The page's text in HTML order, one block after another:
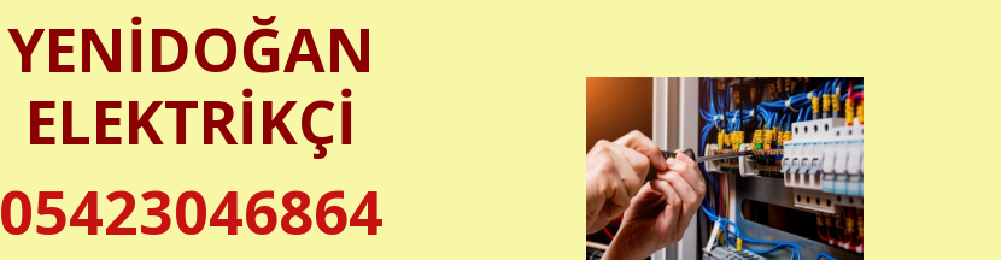
YENİDOĞAN
ELEKTRİKÇİ
05423046864